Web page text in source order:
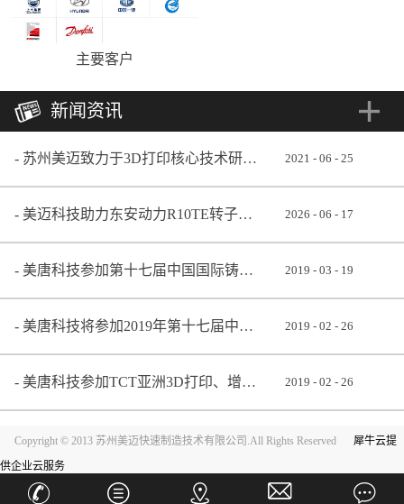
主要客户
新闻资讯
苏州美迈致力于3D打印核心技术研发 助推铸造业转型升级 2021 - 06 - 25
美迈科技助力东安动力R10TE转子发动机成功点火 2026 - 06 - 17
美唐科技参加第十七届中国国际铸造博览会 2019 - 03 - 19
美唐科技将参加2019年第十七届中国国际铸造博览会 2019 - 02 - 26
美唐科技参加TCT亚洲3D打印、增材制造展览会 2019 - 02 - 26
Copyright © 2013 苏州美迈快速制造技术有限公司.All Rights Reserved
犀牛云提
供企业云服务